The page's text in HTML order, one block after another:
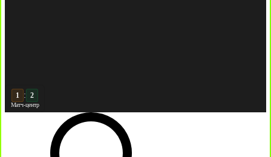
2 : 2
Матч-центр